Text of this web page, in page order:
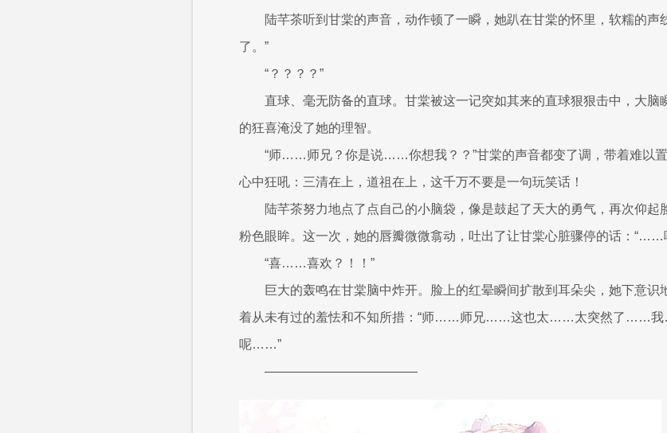
陆芊茶听到甘棠的声音，动作顿了一瞬，她趴在甘棠的怀里，软糯的声
了。”
“？？？？”
直球、毫无防备的直球。甘棠被这一记突如其来的直球狠狠击中，大脑
的狂喜淹没了她的理智。
“师……师兄？你是说……你想我？？”甘棠的声音都变了调，带着难以置
心中狂吼：三清在上，道祖在上，这千万不要是一句玩笑话！
陆芊茶努力地点了点自己的小脑袋，像是鼓起了天大的勇气，再次仰起
粉色眼眸。这一次，她的唇瓣微微翕动，吐出了让甘棠心脏骤停的话：
“喜……喜欢？！！”
巨大的轰鸣在甘棠脑中炸开。脸上的红晕瞬间扩散到耳朵尖，她下意识
着从未有过的羞怯和不知所措：“师……师兄……这也太……太突然了……
呢……”
————————————